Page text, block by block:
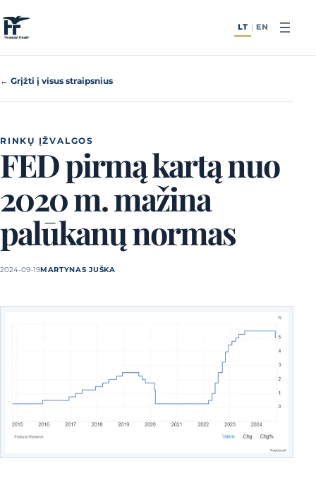
LT | EN
← Grįžti į visus straipsnius
RINKŲ ĮŽVALGOS
FED pirmą kartą nuo
2020 m. mažina
palūkanų normas
2024-09-19MARTYNAS JUŠKA